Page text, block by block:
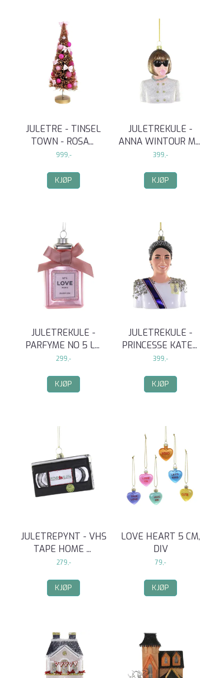
JULETRE - TINSEL
TOWN - ROSA...
999,-
KJØP
JULETREKULE -
ANNA WINTOUR M...
399,-
KJØP
JULETREKULE -
PARFYME NO 5 L...
299,-
KJØP
JULETREKULE -
PRINCESSE KATE...
399,-
KJØP
JULETREPYNT - VHS
TAPE HOME ...
279,-
KJØP
LOVE HEART 5 CM,
DIV
79,-
KJØP